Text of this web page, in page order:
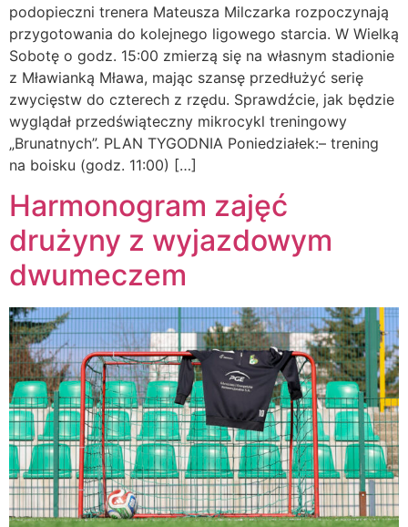
podopieczni trenera Mateusza Milczarka rozpoczynają
przygotowania do kolejnego ligowego starcia. W Wielką
Sobotę o godz. 15:00 zmierzą się na własnym stadionie
z Mławianką Mława, mając szansę przedłużyć serię
zwycięstw do czterech z rzędu. Sprawdźcie, jak będzie
wyglądał przedświąteczny mikrocykl treningowy
„Brunatnych”. PLAN TYGODNIA Poniedziałek:– trening
na boisku (godz. 11:00) […]
Harmonogram zajęć
drużyny z wyjazdowym
dwumeczem